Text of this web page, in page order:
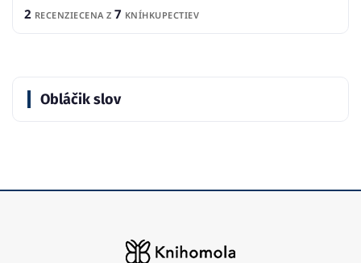
2 RECENZIECENA Z 7 KNÍHKUPECTIEV
Obláčik slov